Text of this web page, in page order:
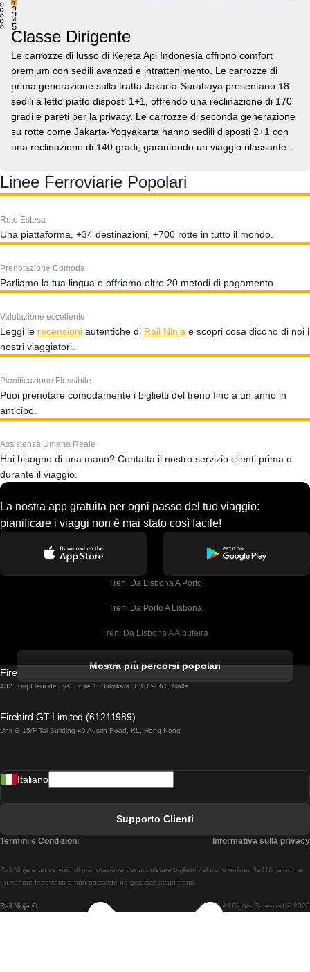
1
2
3
4
5
Classe Dirigente
Le carrozze di lusso di Kereta Api Indonesia offrono comfort
premium con sedili avanzati e intrattenimento. Le carrozze di
prima generazione sulla tratta Jakarta-Surabaya presentano 18
sedili a letto piatto disposti 1+1, offrendo una reclinazione di 170
gradi e pareti per la privacy. Le carrozze di seconda generazione
su rotte come Jakarta-Yogyakarta hanno sedili disposti 2+1 con
una reclinazione di 140 gradi, garantendo un viaggio rilassante.
Linee Ferroviarie Popolari
Rete Estesa
Una piattaforma, +34 destinazioni, +700 rotte in tutto il mondo.
Prenotazione Comoda
Parliamo la tua lingua e offriamo oltre 20 metodi di pagamento.
Valutazione eccellente
Leggi le recensioni autentiche di Rail Ninja e scopri cosa dicono di noi i
nostri viaggiatori.
Pianificazione Flessibile
Puoi prenotare comodamente i biglietti del treno fino a un anno in
anticipo.
Assistenza Umana Reale
Hai bisogno di una mano? Contatta il nostro servizio clienti prima o
durante il viaggio.
La nostra app gratuita per ogni passo del tuo viaggio:
pianificare i viaggi non è mai stato così facile!
Treni Da Lisbona A Porto
Treni Da Porto A Lisbona
Treni Da Lisbona A Albufeira
Treni Da Lisbona A Lagos
Treni Da Lisbona A Madrid
Treni Da Lisbon A Braga
Treni Da Braga A Lisbona
Mostra più percorsi popolari
Firebird GT Limited (OC 1451)
432, Triq Fleur de Lys, Suite 1, Birkirkara, BKR 9061, Malta
Firebird GT Limited (61211989)
Unit G 15/F Tal Building 49 Austin Road, KL, Hong Kong
Rail Ninja ® All Rights Reserved © 2026
Rail Ninja è un servizio di prenotazione per acquistare biglietti del treno online. Rail Ninja non è
un vettore ferroviario e non possiede né gestisce alcun treno.
Italiano
Supporto Clienti
Termini e Condizioni Informativa sulla privacy